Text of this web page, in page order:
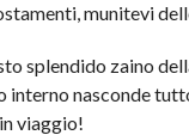
munitevi
splendido zaino
interno nasconde
viaggio!